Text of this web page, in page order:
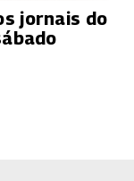
jornais do